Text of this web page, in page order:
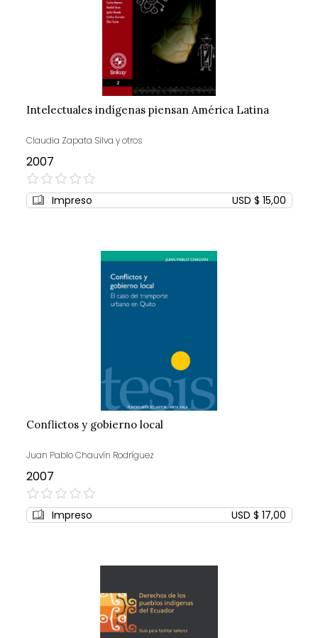
Intelectuales indígenas piensan América Latina
Claudia Zapata Silva y otros
2007
0%
Impreso USD $ 15,00
Conflictos y gobierno local
Juan Pablo Chauvín Rodríguez
2007
0%
Impreso USD $ 17,00